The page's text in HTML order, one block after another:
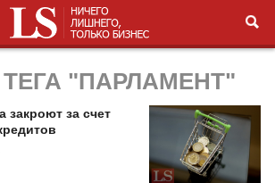
"ПАРЛАМЕНТ"
за счет